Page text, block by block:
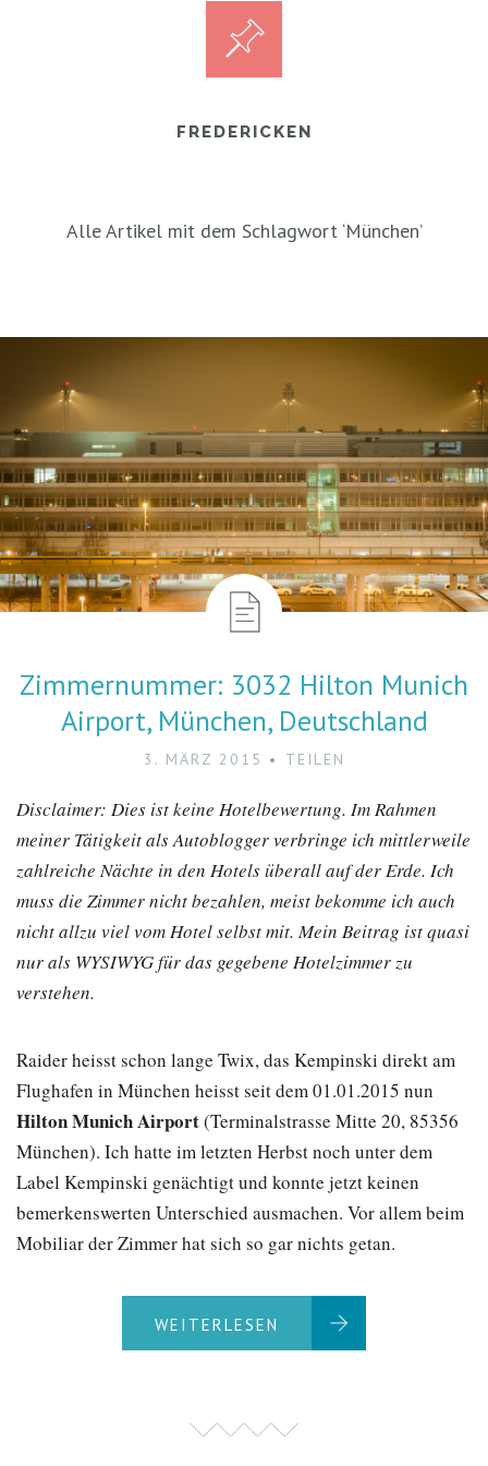
FREDERICKEN
Alle Artikel mit dem Schlagwort ‘München’
Zimmernummer: 3032 Hilton Munich
Airport, München, Deutschland
3. MÄRZ 2015 TEILEN
Disclaimer: Dies ist keine Hotelbewertung. Im Rahmen
meiner Tätigkeit als Autoblogger verbringe ich mittlerweile
zahlreiche Nächte in den Hotels überall auf der Erde. Ich
muss die Zimmer nicht bezahlen, meist bekomme ich auch
nicht allzu viel vom Hotel selbst mit. Mein Beitrag ist quasi
nur als WYSIWYG für das gegebene Hotelzimmer zu
verstehen.
Raider heisst schon lange Twix, das Kempinski direkt am
Flughafen in München heisst seit dem 01.01.2015 nun
Hilton Munich Airport(Terminalstrasse Mitte 20, 85356
München). Ich hatte im letzten Herbst noch unter dem
Label Kempinski genächtigt und konnte jetzt keinen
bemerkenswerten Unterschied ausmachen. Vor allem beim
Mobiliar der Zimmer hat sich so gar nichts getan.
WEITERLESEN